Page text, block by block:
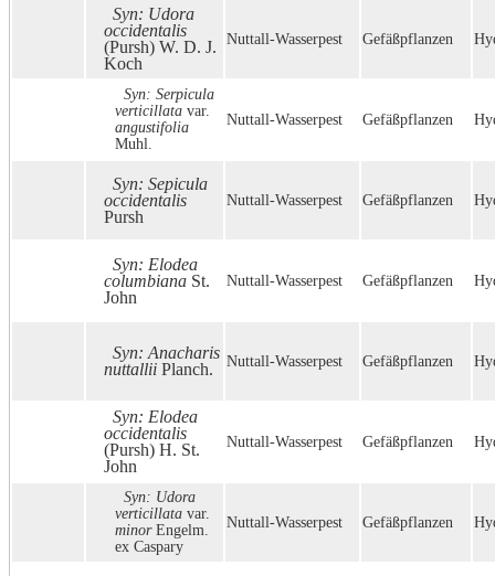
Syn: Udora
occidentalis
(Pursh) W. D. J.
Koch
Nuttall-Wasserpest Gefäßpflanzen
Syn: Serpicula
verticillata var.
angustifolia
Muhl.
Nuttall-Wasserpest Gefäßpflanzen
Syn: Sepicula
occidentalis
Pursh
Nuttall-Wasserpest Gefäßpflanzen
Syn: Elodea
columbiana St.
John
Nuttall-Wasserpest Gefäßpflanzen
Syn: Anacharis
nuttallii Planch. Nuttall-Wasserpest Gefäßpflanzen
Syn: Elodea
occidentalis
(Pursh) H. St.
John
Nuttall-Wasserpest Gefäßpflanzen
Syn: Udora
verticillata var.
minorEngelm.
ex Caspary
Nuttall-Wasserpest Gefäßpflanzen